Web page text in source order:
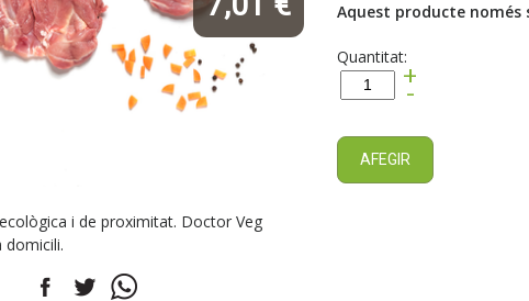
i de proximitat. Doctor Veg
domicili.
Aquest producte només
Quantitat:
+
-
AFEGIR